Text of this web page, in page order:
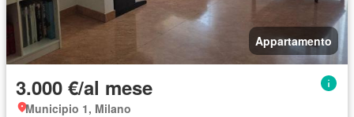
Appartamento
3.000 €/al mese
Municipio 1, Milano